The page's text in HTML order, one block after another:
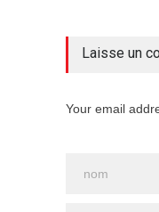
Laisse un
Your email